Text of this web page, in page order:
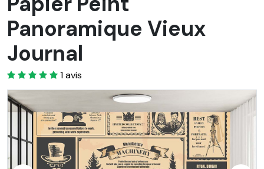
Panoramique Vieux
Journal
3
1avis